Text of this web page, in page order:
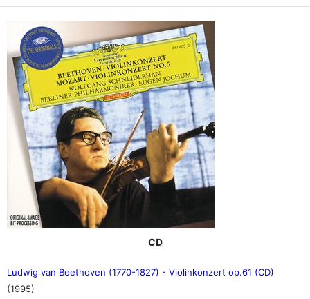
CD
Ludwig van Beethoven (1770-1827) - Violinkonzert op.61 (CD)
(1995)